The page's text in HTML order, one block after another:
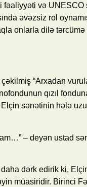
fəaliyyəti və
əvəzsiz rol
onlarla dilə
çəkilmiş “Arxadan
qızıl
sənətinin hələ
– deyən ustad
dərk edirik ki,
müasiridir. Birinci